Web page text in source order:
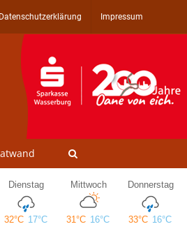
Datenschutzerklärung Impressum